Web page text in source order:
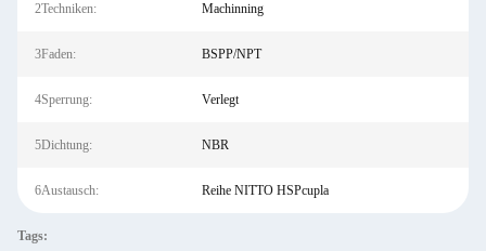
2Techniken: Machinning
3Faden: BSPP/NPT
4Sperrung: Verlegt
5Dichtung: NBR
6Austausch: Reihe NITTO HSPcupla
Tags: